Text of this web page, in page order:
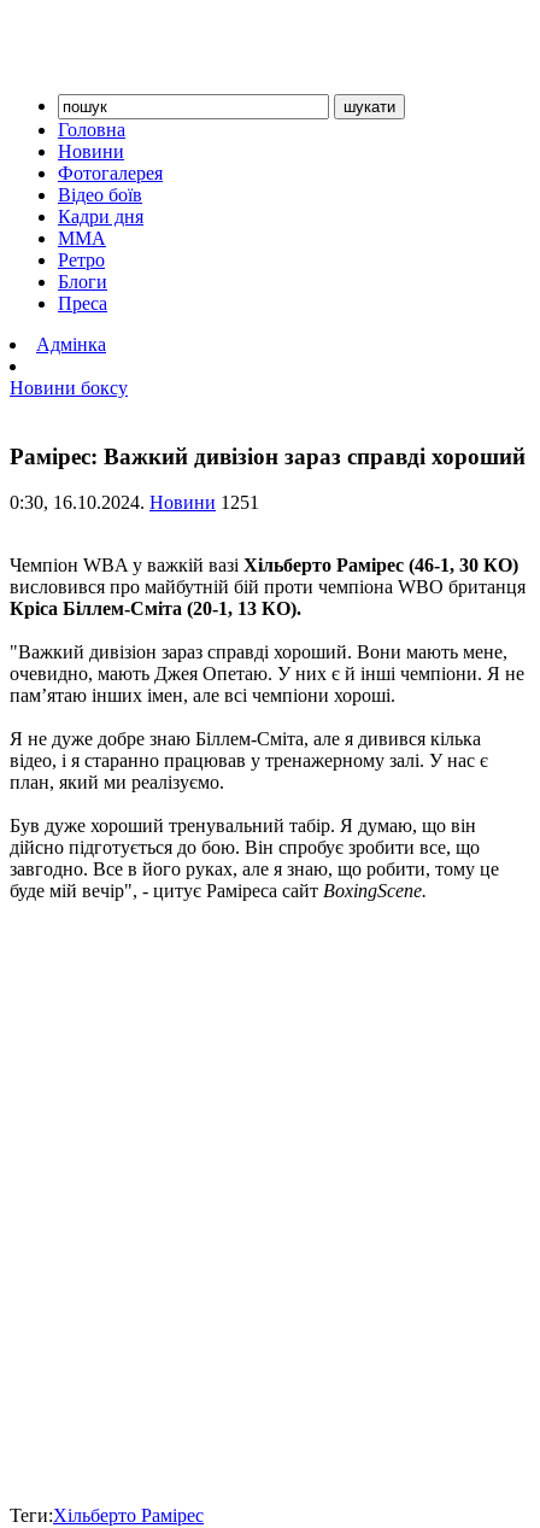
Головна
Новини
Фотогалерея
Відео боїв
Кадри дня
ММА
Ретро
Блоги
Преса
Адмінка
Новини боксу
Рамірес: Важкий дивізіон зараз справді хороший
0:30, 16.10.2024. Новини 1251
Чемпіон WBA у важкій вазі Хільберто Рамірес (46-1, 30 КО)
висловився про майбутній бій проти чемпіона WBO британця
Кріса Біллем-Сміта (20-1, 13 КО).
"Важкий дивізіон зараз справді хороший. Вони мають мене,
очевидно, мають Джея Опетаю. У них є й інші чемпіони. Я не
пам’ятаю інших імен, але всі чемпіони хороші.
Я не дуже добре знаю Біллем-Сміта, але я дивився кілька
відео, і я старанно працював у тренажерному залі. У нас є
план, який ми реалізуємо.
Був дуже хороший тренувальний табір. Я думаю, що він
дійсно підготується до бою. Він спробує зробити все, що
завгодно. Все в його руках, але я знаю, що робити, тому це
буде мій вечір", - цитує Раміреса сайт BoxingScene.
Теги:Хільберто Рамірес